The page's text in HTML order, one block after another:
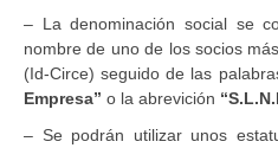
– La denominación social se
nombre de uno de los socios
(Id-Circe) seguido de las
Empresa” o la abrevición
– Se podrán utilizar unos